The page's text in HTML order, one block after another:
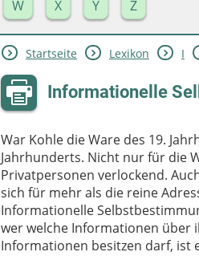
W
X Y Z
Startseite Lexikon I
Informationelle
War Kohle die Ware des 19.
Jahrhunderts. Nicht nur für die
Privatpersonen verlockend.
sich für mehr als die reine
Informationelle
wer welche Informationen über
Informationen besitzen darf, ist